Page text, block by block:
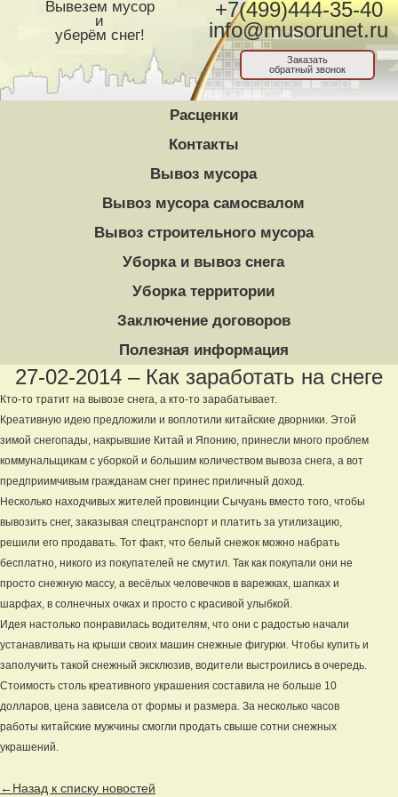
Вывезем мусор
и
уберём снег!
+7(499)444-35-40
info@musorunet.ru
Заказать
обратный звонок
Расценки
Контакты
Вывоз мусора
Вывоз мусора самосвалом
Вывоз строительного мусора
Уборка и вывоз снега
Уборка территории
Заключение договоров
Полезная информация
27-02-2014 – Как заработать на снеге
Кто-то тратит на вывозе снега, а кто-то зарабатывает.
Креативную идею предложили и воплотили китайские дворники. Этой
зимой снегопады, накрывшие Китай и Японию, принесли много проблем
коммунальщикам с уборкой и большим количеством вывоза снега, а вот
предприимчивым гражданам снег принес приличный доход.
Несколько находчивых жителей провинции Сычуань вместо того, чтобы
вывозить снег, заказывая спецтранспорт и платить за утилизацию,
решили его продавать. Тот факт, что белый снежок можно набрать
бесплатно, никого из покупателей не смутил. Так как покупали они не
просто снежную массу, а весёлых человечков в варежках, шапках и
шарфах, в солнечных очках и просто с красивой улыбкой.
Идея настолько понравилась водителям, что они с радостью начали
устанавливать на крыши своих машин снежные фигурки. Чтобы купить и
заполучить такой снежный эксклюзив, водители выстроились в очередь.
Стоимость столь креативного украшения составила не больше 10
долларов, цена зависела от формы и размера. За несколько часов
работы китайские мужчины смогли продать свыше сотни снежных
украшений.
←Назад к списку новостей